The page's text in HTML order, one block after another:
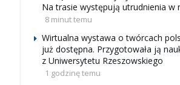
Na trasie występują utrudnienia w
8 minut temu
Wirtualna wystawa o twórcach
już dostępna. Przygotowała ją
z Uniwersytetu Rzeszowskiego
1 godzinę temu